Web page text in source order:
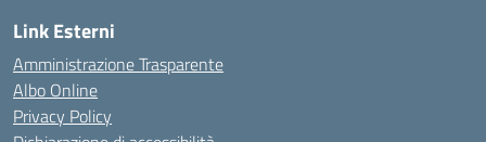
Link Esterni
Amministrazione Trasparente
Albo Online
Privacy Policy